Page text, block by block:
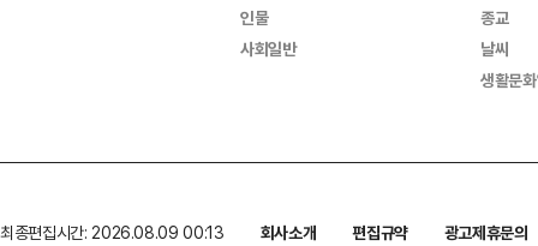
인물
사회일반
종교
날씨
생활문
최종편집시간: 2026.08.09 00:13 회사소개 편집규약
광고제휴문의